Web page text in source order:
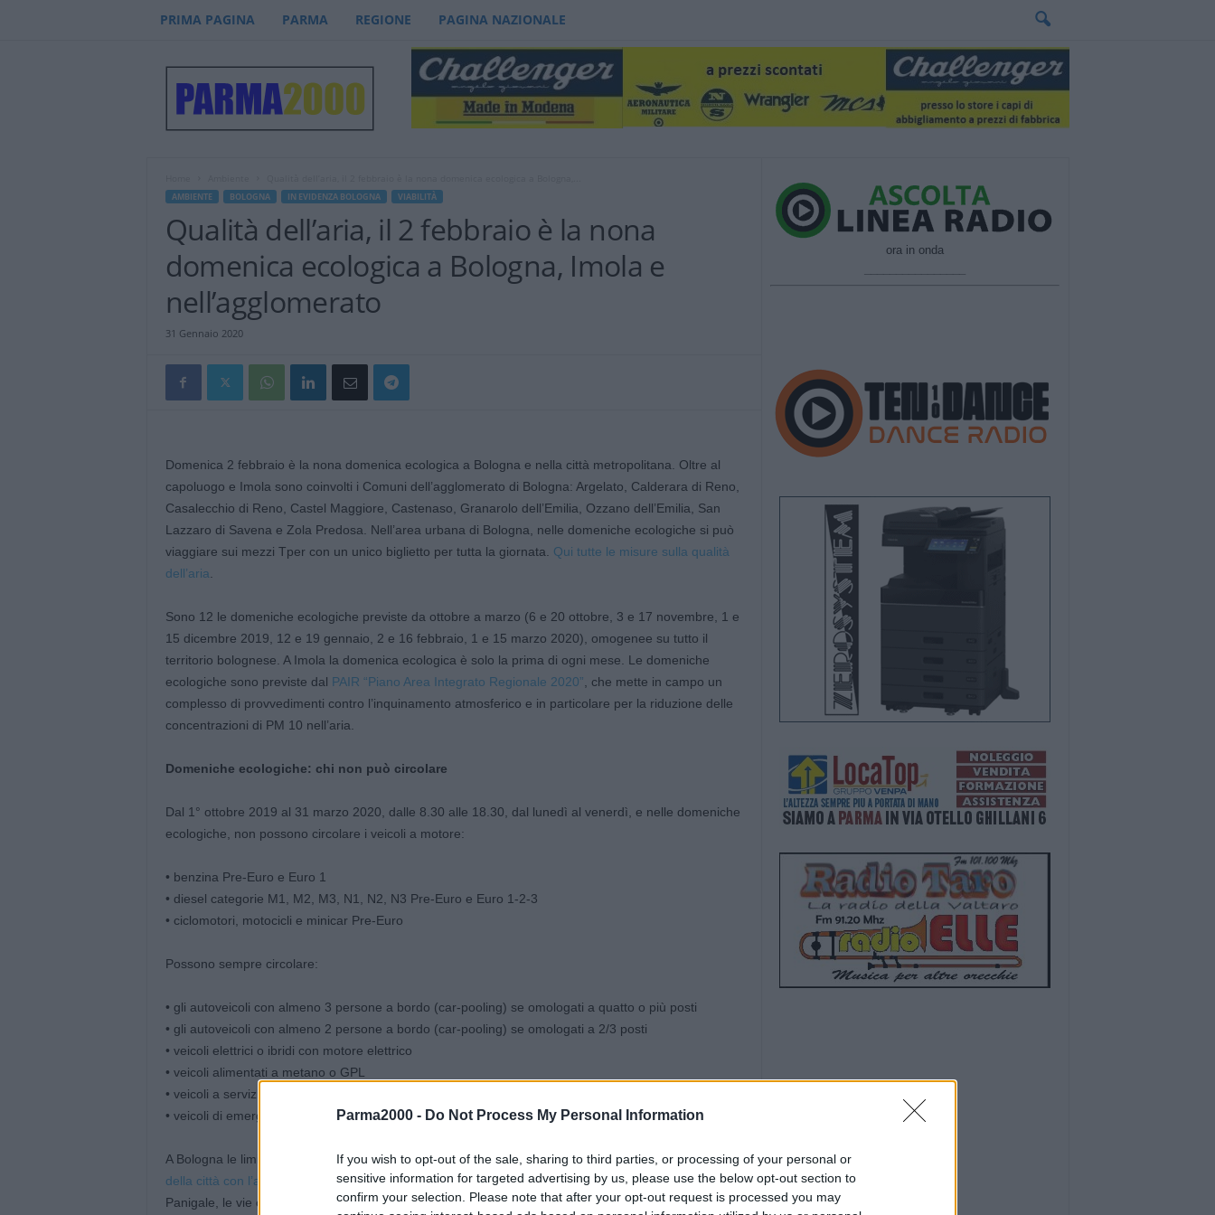
Parma2000 - Do Not Process My Personal Information
If you wish to opt-out of the sale, sharing to third parties, or processing of your personal or
sensitive information for targeted advertising by us, please use the below opt-out section to
confirm your selection. Please note that after your opt-out request is processed you may
PRIMA PAGINA PARMA REGIONE PAGINA NAZIONALE
AMBIENTE BOLOGNA IN EVIDENZA BOLOGNA VIABILITÀ
Qualità dell’aria, il 2 febbraio è la nona
domenica ecologica a Bologna, Imola e
nell’agglomerato
31 Gennaio 2020
Domenica 2 febbraio è la nona domenica ecologica a Bologna e nella città metropolitana. Oltre al
capoluogo e Imola sono coinvolti i Comuni dell’agglomerato di Bologna: Argelato, Calderara di Reno,
Casalecchio di Reno, Castel Maggiore, Castenaso, Granarolo dell’Emilia, Ozzano dell’Emilia, San
Lazzaro di Savena e Zola Predosa. Nell’area urbana di Bologna, nelle domeniche ecologiche si può
viaggiare sui mezzi Tper con un unico biglietto per tutta la giornata. Qui tutte le misure sulla qualità
dell’aria
Sono 12 le domeniche ecologiche previste da ottobre a marzo (6 e 20 ottobre, 3 e 17 novembre, 1 e
15 dicembre 2019, 12 e 19 gennaio, 2 e 16 febbraio, 1 e 15 marzo 2020), omogenee su tutto il
territorio bolognese. A Imola la domenica ecologica è solo la prima di ogni mese. Le domeniche
ecologiche sono previste dal PAIR “Piano Area Integrato Regionale 2020” , che mette in campo un
complesso di provvedimenti contro l’inquinamento atmosferico e in particolare per la riduzione delle
concentrazioni di PM 10 nell’aria.
Domeniche ecologiche: chi non può circolare
Dal 1° ottobre 2019 al 31 marzo 2020, dalle 8.30 alle 18.30, dal lunedì al venerdì, e nelle domeniche
ecologiche, non possono circolare i veicoli a motore:
• benzina Pre-Euro e Euro 1
• diesel categorie M1, M2, M3, N1, N2, N3 Pre-Euro e Euro 1-2-3
• ciclomotori, motocicli e minicar Pre-Euro
Possono sempre circolare:
• gli autoveicoli con almeno 3 persone a bordo (car-pooling) se omologati a quatto o più posti
• gli autoveicoli con almeno 2 persone a bordo (car-pooling) se omologati a 2/3 posti
• veicoli elettrici o ibridi con motore elettrico
• veicoli alimentati a metano o GPL
• veicoli a servizio del trasporto pubblico
• veicoli di emergenza e soccorsoelencati nell’ordinanza.
A Bologna le limitazioni alla circolazione non comprendono alcune delle principalivie di collegamento
della città con l’area metropolitana, come ad esempio la tangenziale e il raccordo tangenziale/Borgo
Panigale, le vie che dagli svincoli della tangenziale e dell’autostrada portano ai parcheggi scambiatori
ora in onda